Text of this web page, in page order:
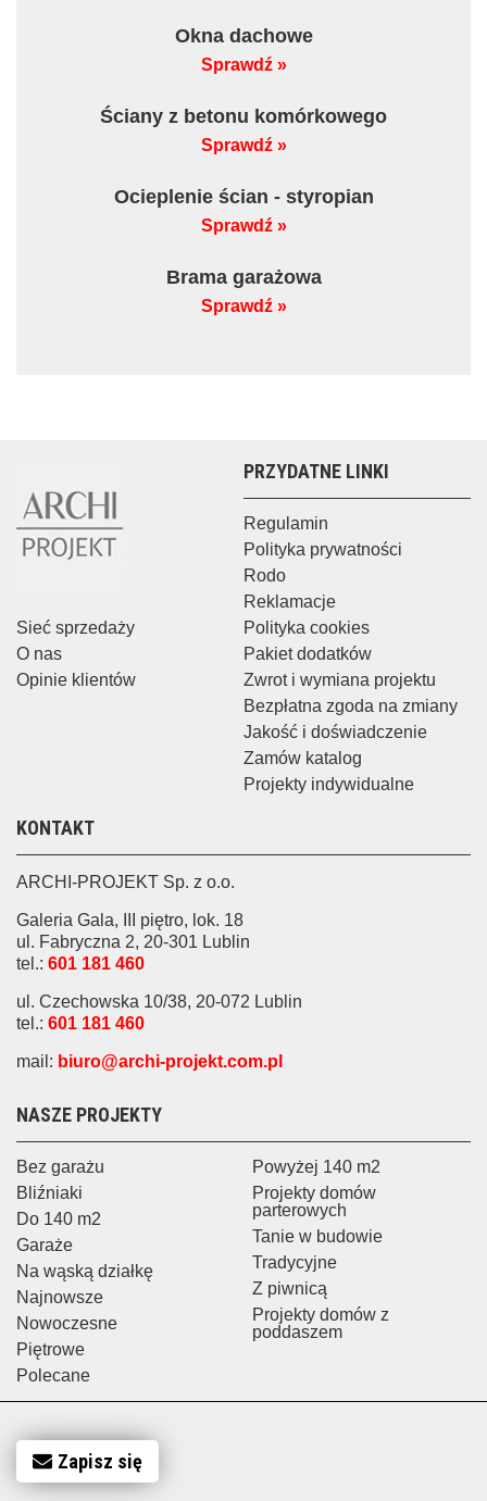
Okna dachowe
Sprawdź »
Ściany z betonu komórkowego
Sprawdź »
Ocieplenie ścian - styropian
Sprawdź »
Brama garażowa
Sprawdź »
Sieć sprzedaży
O nas
Opinie klientów
PRZYDATNE LINKI
Regulamin
Polityka prywatności
Rodo
Reklamacje
Polityka cookies
Pakiet dodatków
Zwrot i wymiana projektu
Bezpłatna zgoda na zmiany
Jakość i doświadczenie
Zamów katalog
Projekty indywidualne
NASZE PROJEKTY
Bez garażu
Bliźniaki
Do 140 m2
Garaże
Na wąską działkę
Najnowsze
Nowoczesne
Piętrowe
Polecane
Powyżej 140 m2
Projekty domów
parterowych
Tanie w budowie
Tradycyjne
Z piwnicą
Projekty domów z
poddaszem
KONTAKT
ARCHI-PROJEKT Sp. z o.o.
Galeria Gala, III piętro, lok. 18
ul. Fabryczna 2, 20-301 Lublin
tel.: 601 181 460
ul. Czechowska 10/38, 20-072 Lublin
tel.: 601 181 460
mail: biuro@archi-projekt.com.pl
Zapisz się